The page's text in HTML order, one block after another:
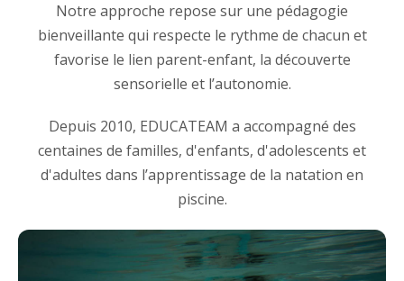
Notre approche repose sur une pédagogie
bienveillante qui respecte le rythme de chacun et
favorise le lien parent-enfant, la découverte
sensorielle et l’autonomie.
Depuis 2010, EDUCATEAM a accompagné des
centaines de familles, d'enfants, d'adolescents et
d'adultes dans l’apprentissage de la natation en
piscine.